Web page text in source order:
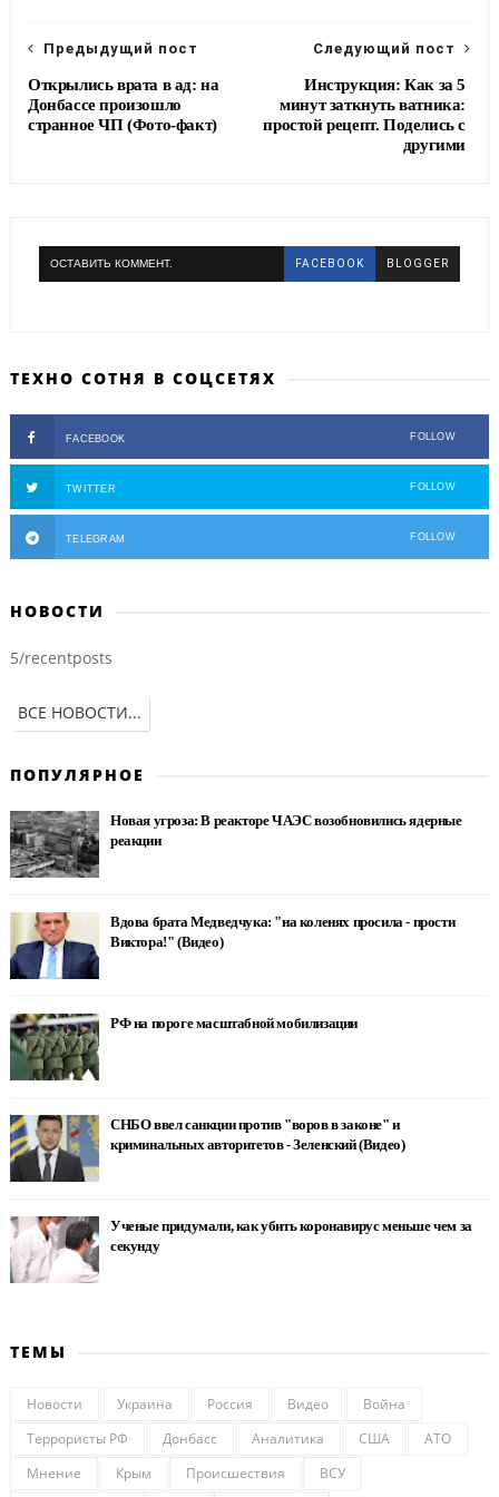
Следующий пост
Инструкция: Как за 5
минут заткнуть ватника:
простой рецепт. Поделись с
другими
Предыдущий пост
Открылись врата в ад: на
Донбассе произошло
странное ЧП (Фото-факт)
ОСТАВИТЬ КОММЕНТ. FACEBOOK BLOGGER
ТЕХНО СОТНЯ В СОЦСЕТЯХ
FACEBOOK FOLLOW
TWITTER FOLLOW
TELEGRAM FOLLOW
НОВОСТИ
5/recentposts
ВСЕ НОВОСТИ...
ПОПУЛЯРНОЕ
Новая угроза: В реакторе ЧАЭС возобновились ядерные
реакции
Вдова брата Медведчука: "на коленях просила - прости
Виктора!" (Видео)
РФ на пороге масштабной мобилизации
СНБО ввел санкции против "воров в законе" и
криминальных авторитетов - Зеленский (Видео)
Ученые придумали, как убить коронавирус меньше чем за
секунду
ТЕМЫ
Новости Украина Россия Видео
Война
Террористы РФ
Донбасс Аналитика США
АТО
Мнение
Крым Происшествия ВСУ